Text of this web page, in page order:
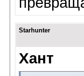
Starhunter
Хант